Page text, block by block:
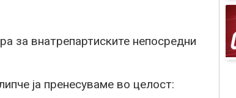
за внатрепартиските непосредни
ја пренесуваме во целост: